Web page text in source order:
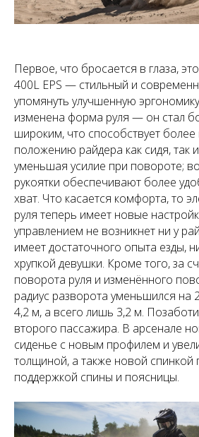
Первое, что бросается в глаза,
400L EPS — стильный и
упомянуть улучшенную
изменена форма руля — он стал
широким, что способствует
положению райдера как сидя, так
уменьшая усилие при повороте;
рукоятки обеспечивают более
хват. Что касается комфорта, то
руля теперь имеет новые
управлением не возникнет ни у
имеет достаточного опыта езды,
хрупкой девушки. Кроме того, за
поворота руля и изменённого
радиус разворота уменьшился на
4,2 м, а всего лишь 3,2 м.
второго пассажира. В арсенале
сиденье с новым профилем и
толщиной, а также новой спинкой
поддержкой спины и поясницы.